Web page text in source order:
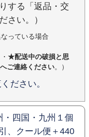
する「返品・交
さい。）
っている場合
★配送中の破損と思
ご連絡ください。）
ださい。
・四国・九州１個
、クール便＋440